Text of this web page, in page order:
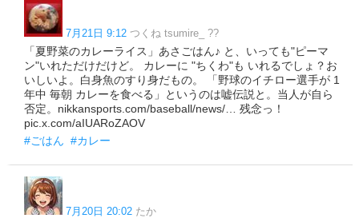
7月21日 9:12 つくね tsumire_ ??
「夏野菜のカレーライス」あさごはん♪ と、いっても"ピーマ
ン"いれただけだけど。 カレーに "ちくわ"も いれるでしょ？お
いしいよ。白身魚のすり身だもの。 「野球のイチロー選手が 1
年中 毎朝 カレーを食べる」というのは嘘伝説と。当人が自ら
否定。nikkansports.com/baseball/news/… 残念っ！
pic.x.com/aIUARoZAOV
#ごはん #カレー
7月20日 20:02 たか